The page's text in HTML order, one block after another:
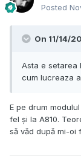
Posted
On 11/14/
Asta e setarea
cum lucreaza
E pe drum
fel și la A810.
să văd după mi-oi